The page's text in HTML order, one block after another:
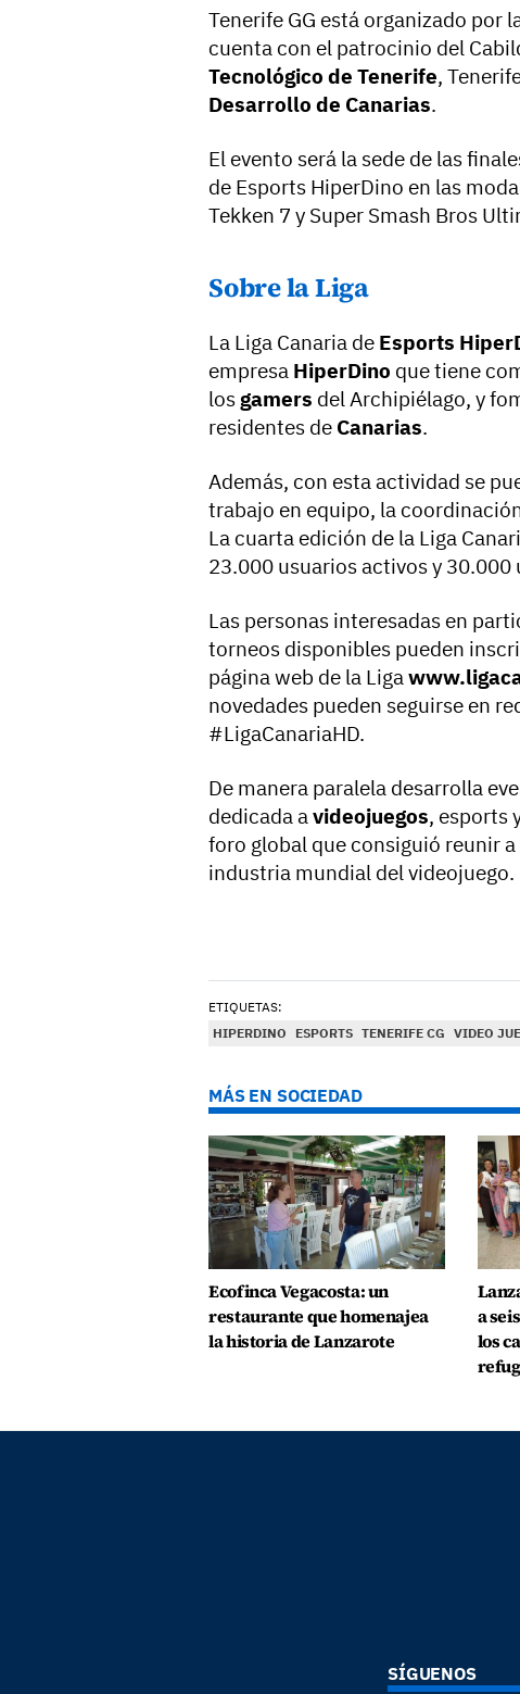
Tenerife GG está organizado por
cuenta con el patrocinio del
Tecnológico de Tenerife,
Desarrollo de Canarias.
El evento será la sede de las
de Esports HiperDino en las
Tekken 7 y Super Smash Bros
Sobre la Liga
La Liga Canaria de Esports
empresa HiperDino que tiene
los gamers del Archipiélago, y
residentes de Canarias.
Además, con esta actividad se
trabajo en equipo, la
La cuarta edición de la Liga
23.000 usuarios activos y
Las personas interesadas en
torneos disponibles pueden
página web de la Liga
novedades pueden seguirse en
#LigaCanariaHD.
De manera paralela desarrolla
dedicada avideojuegos, esports
foro global que consiguió reunir
industria mundial del videojuego.
ETIQUETAS:
HIPERDINO
ESPORTS TENERIFE CG VIDEO
MÁS EN SOCIEDAD
Ecofinca Vegacosta: un
restaurante que homenajea
la historia de Lanzarote
a
los
SÍGUENOS